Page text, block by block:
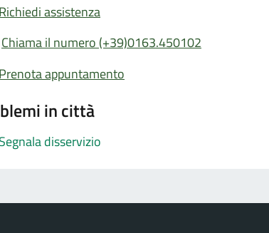
Richiedi assistenza
Chiama il numero (+39)0163.450102
Prenota appuntamento
in città
Segnala disservizio